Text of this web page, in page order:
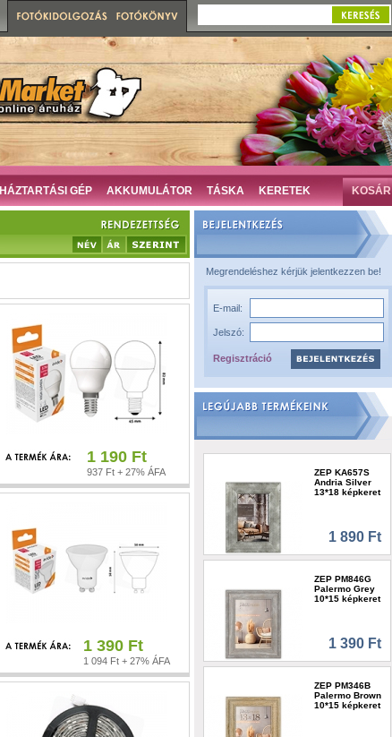
HÁZTARTÁSI GÉP AKKUMULÁTOR TÁSKA KERETEK KOSÁR
1 190 Ft
937 Ft + 27% ÁFA
1 390 Ft
1 094 Ft + 27% ÁFA
Megrendeléshez kérjük jelentkezzen be!
E-mail:
Jelszó:
Regisztráció
ZEP KA657S
Andria Silver
13*18 képkeret
1 890 Ft
ZEP PM846G
Palermo Grey
10*15 képkeret
1 390 Ft
ZEP PM346B
Palermo Brown
10*15 képkeret